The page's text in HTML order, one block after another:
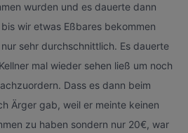
wurden und es dauerte dann
wir etwas Eßbares bekommen
sehr durchschnittlich. Es dauerte
mal wieder sehen ließ um noch
Dass es dann beim
Ärger gab, weil er meinte keinen
zu haben sondern nur 20€, war